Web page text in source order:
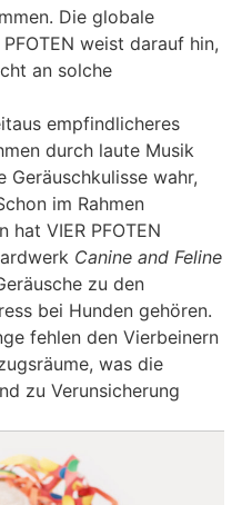
Die globale
weist darauf hin,
an solche
empfindlicheres
durch laute Musik
Geräuschkulisse wahr,
im Rahmen
hat VIER PFOTEN
Canine and Feline
zu den
bei Hunden gehören.
fehlen den Vierbeinern
was die
zu Verunsicherung